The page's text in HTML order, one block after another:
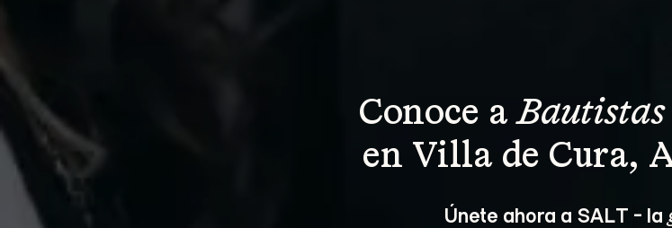
Conoce a Bautistas
en Villa de Cura,
Únete ahora a SALT - la